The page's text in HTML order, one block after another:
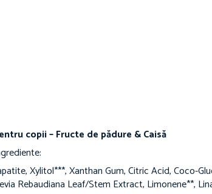
copii – Fructe de pădure & Caisă
Xylitol***, Xanthan Gum, Citric Acid, Coco-
Rebaudiana Leaf/Stem Extract, Limonene**,